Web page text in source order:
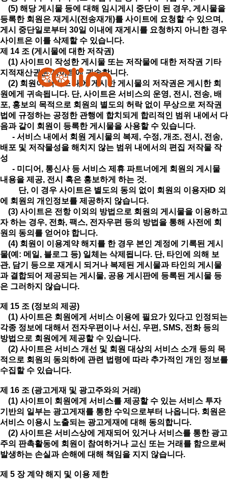
(5) 해당 게시물 등에 대해 임시게시 중단이 된 경우, 게시물을
등록한 회원은 재게시(전송재개)를 사이트에 요청할 수 있으며,
게시 중단일로부터 30일 이내에 재게시를 요청하지 아니한 경우
사이트은 이를 삭제할 수 있습니다.
제 14 조 (게시물에 대한 저작권)
(1) 사이트이 작성한 게시물 또는 저작물에 대한 저작권 기타
지적재산권은 사이트에 귀속합니다.
(2) 회원이 서비스 내에 게시한 게시물의 저작권은 게시한 회
원에게 귀속됩니다. 단, 사이트은 서비스의 운영, 전시, 전송, 배
포, 홍보의 목적으로 회원의 별도의 허락 없이 무상으로 저작권
법에 규정하는 공정한 관행에 합치되게 합리적인 범위 내에서 다
음과 같이 회원이 등록한 게시물을 사용할 수 있습니다.
- 서비스 내에서 회원 게시물의 복제, 수정, 개조, 전시, 전송,
배포 및 저작물성을 해치지 않는 범위 내에서의 편집 저작물 작
성
- 미디어, 통신사 등 서비스 제휴 파트너에게 회원의 게시물
내용을 제공, 전시 혹은 홍보하게 하는 것.
단, 이 경우 사이트은 별도의 동의 없이 회원의 이용자ID 외
에 회원의 개인정보를 제공하지 않습니다.
(3) 사이트은 전항 이외의 방법으로 회원의 게시물을 이용하고
자 하는 경우, 전화, 팩스, 전자우편 등의 방법을 통해 사전에 회
원의 동의를 얻어야 합니다.
(4) 회원이 이용계약 해지를 한 경우 본인 계정에 기록된 게시
물(예: 메일, 블로그 등) 일체는 삭제됩니다. 단, 타인에 의해 보
관, 담기 등으로 재게시 되거나 복제된 게시물과 타인의 게시물
과 결합되어 제공되는 게시물, 공용 게시판에 등록된 게시물 등
은 그러하지 않습니다.
제 15 조 (정보의 제공)
(1) 사이트은 회원에게 서비스 이용에 필요가 있다고 인정되는
각종 정보에 대해서 전자우편이나 서신, 우편, SMS, 전화 등의
방법으로 회원에게 제공할 수 있습니다.
(2) 사이트은 서비스 개선 및 회원 대상의 서비스 소개 등의 목
적으로 회원의 동의하에 관련 법령에 따라 추가적인 개인 정보를
수집할 수 있습니다.
제 16 조 (광고게재 및 광고주와의 거래)
(1) 사이트이 회원에게 서비스를 제공할 수 있는 서비스 투자
기반의 일부는 광고게재를 통한 수익으로부터 나옵니다. 회원은
서비스 이용시 노출되는 광고게재에 대해 동의합니다.
(2) 사이트은 서비스상에 게재되어 있거나 서비스를 통한 광고
주의 판촉활동에 회원이 참여하거나 교신 또는 거래를 함으로써
발생하는 손실과 손해에 대해 책임을 지지 않습니다.
제 5 장 계약 해지 및 이용 제한